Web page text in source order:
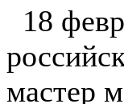
18
мастер